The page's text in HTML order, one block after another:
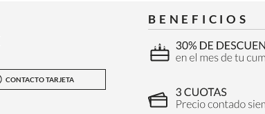
CONTACTO TARJETA
BENEFICIOS